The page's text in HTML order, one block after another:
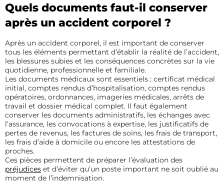
Quels documents faut-il conserver
après un accident corporel ?
Après un accident corporel, il est important de conserver
tous les éléments permettant d’établir la réalité de l’accident,
les blessures subies et les conséquences concrètes sur la vie
quotidienne, professionnelle et familiale.
Les documents médicaux sont essentiels : certificat médical
initial, comptes rendus d’hospitalisation, comptes rendus
opératoires, ordonnances, imageries médicales, arrêts de
travail et dossier médical complet. Il faut également
conserver les documents administratifs, les échanges avec
l’assurance, les convocations à expertise, les justificatifs de
pertes de revenus, les factures de soins, les frais de transport,
les frais d’aide à domicile ou encore les attestations de
proches.
Ces pièces permettent de préparer l’évaluation des
préjudices et d’éviter qu’un poste important ne soit oublié au
moment de l’indemnisation.